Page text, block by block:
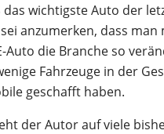
das wichtigste Auto der
anzumerken, dass man
Auto die Branche so
Fahrzeuge in der
geschafft haben.
der Autor auf viele